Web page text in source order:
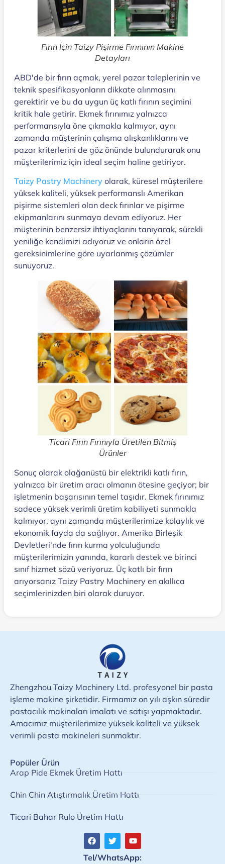
Fırın İçin Taizy Pişirme Fırınının Makine
Detayları
ABD'de bir fırın açmak, yerel pazar taleplerinin ve
teknik spesifikasyonların dikkate alınmasını
gerektirir ve bu da uygun üç katlı fırının seçimini
kritik hale getirir. Ekmek fırınımız yalnızca
performansıyla öne çıkmakla kalmıyor, aynı
zamanda müşterinin çalışma alışkanlıklarını ve
pazar kriterlerini de göz önünde bulundurarak onu
müşterilerimiz için ideal seçim haline getiriyor.
Taizy Pastry Machinery olarak, küresel müşterilere
yüksek kaliteli, yüksek performanslı Amerikan
pişirme sistemleri olan deck fırınlar ve pişirme
ekipmanlarını sunmaya devam ediyoruz. Her
müşterinin benzersiz ihtiyaçlarını tanıyarak, sürekli
yeniliğe kendimizi adıyoruz ve onların özel
gereksinimlerine göre uyarlanmış çözümler
sunuyoruz.
Ticari Fırın Fırınıyla Üretilen Bitmiş
Ürünler
Sonuç olarak olağanüstü bir elektrikli katlı fırın,
yalnızca bir üretim aracı olmanın ötesine geçiyor; bir
işletmenin başarısının temel taşıdır. Ekmek fırınımız
sadece yüksek verimli üretim kabiliyeti sunmakla
kalmıyor, aynı zamanda müşterilerimize kolaylık ve
ekonomik fayda da sağlıyor. Amerika Birleşik
Devletleri'nde fırın kurma yolculuğunda
müşterilerimizin yanında, kararlı destek ve birinci
sınıf hizmet sözü veriyoruz. Üç katlı bir fırın
arıyorsanız Taizy Pastry Machinery en akıllıca
seçimlerinizden biri olarak duruyor.
Zhengzhou Taizy Machinery Ltd. profesyonel bir pasta
işleme makine şirketidir. Firmamız on yılı aşkın süredir
pastacılık makinaları imalatı ve satışı yapmaktadır.
Amacımız müşterilerimize yüksek kaliteli ve yüksek
verimli pasta makineleri sunmaktır.
Popüler Ürün
Arap Pide Ekmek Üretim Hattı
Chin Chin Atıştırmalık Üretim Hattı
Ticari Bahar Rulo Üretim Hattı
Tel/WhatsApp: